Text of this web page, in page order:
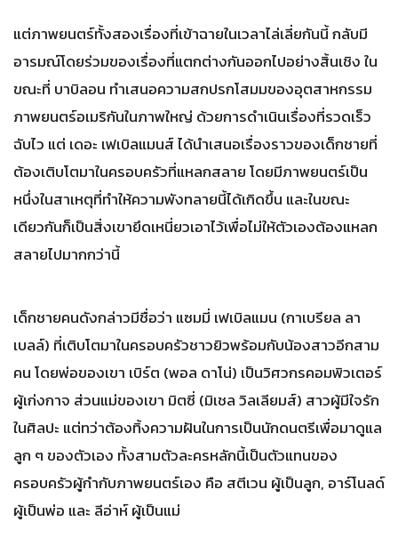
แต่ภาพยนตร์ทั้งสองเรื่องที่เข้าฉายในเวลาไล่เลี่ยกันนี้ กลับมี
อารมณ์โดยร่วมของเรื่องที่แตกต่างกันออกไปอย่างสิ้นเชิง ใน
ขณะที่ บาบิลอน ทำเสนอความสกปรกโสมมของอุตสาหกรรม
ภาพยนตร์อเมริกันในภาพใหญ่ ด้วยการดำเนินเรื่องที่รวดเร็ว
ฉับไว แต่ เดอะ เฟเบิลแมนส์ ได้นำเสนอเรื่องราวของเด็กชายที่
ต้องเติบโตมาในครอบครัวที่แหลกสลาย โดยมีภาพยนตร์เป็น
หนึ่งในสาเหตุที่ทำให้ความพังทลายนี้ได้เกิดขึ้น และในขณะ
เดียวกันก็เป็นสิ่งเขายึดเหนี่ยวเอาไว้เพื่อไม่ให้ตัวเองต้องแหลก
สลายไปมากกว่านี้
เด็กชายคนดังกล่าวมีชื่อว่า แซมมี่ เฟเบิลแมน (กาเบรียล ลา
เบลล์) ที่เติบโตมาในครอบครัวชาวยิวพร้อมกับน้องสาวอีกสาม
คน โดยพ่อของเขา เบิร์ต (พอล ดาโน่) เป็นวิศวกรคอมพิวเตอร์
ผู้เก่งกาจ ส่วนแม่ของเขา มิตซี่ (มิเชล วิลเลียมส์) สาวผู้มีใจรัก
ในศิลปะ แต่ทว่าต้องทิ้งความฝันในการเป็นนักดนตรีเพื่อมาดูแล
ลูก ๆ ของตัวเอง ทั้งสามตัวละครหลักนี้เป็นตัวแทนของ
ครอบครัวผู้กำกับภาพยนตร์เอง คือ สตีเวน ผู้เป็นลูก, อาร์โนลด์
ผู้เป็นพ่อ และ ลีอ่าห์ ผู้เป็นแม่